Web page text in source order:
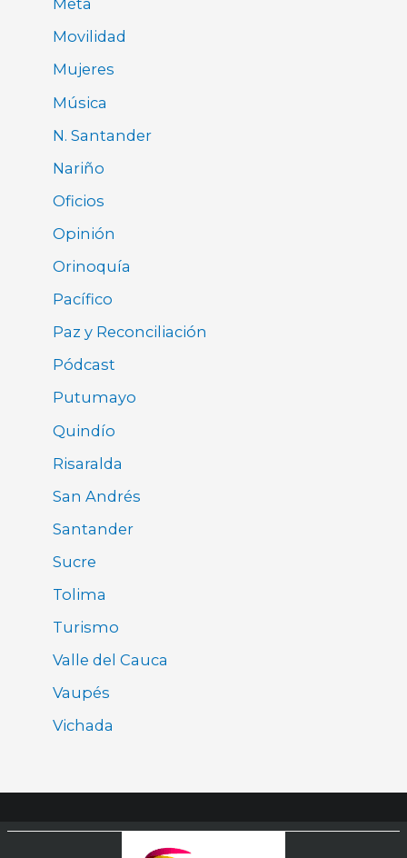
Meta
Movilidad
Mujeres
Música
N. Santander
Nariño
Oficios
Opinión
Orinoquía
Pacífico
Paz y Reconciliación
Pódcast
Putumayo
Quindío
Risaralda
San Andrés
Santander
Sucre
Tolima
Turismo
Valle del Cauca
Vaupés
Vichada